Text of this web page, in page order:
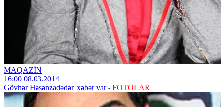
MAQAZİN
16:00 08.03.2014
Gövhər Həsənzadədən xəbər var - FOTOLAR